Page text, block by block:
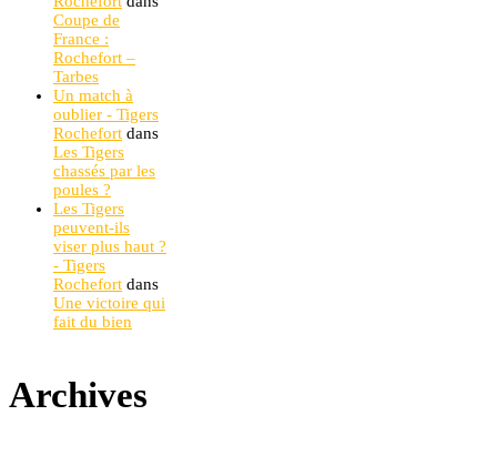
Coupe de
France :
Rochefort –
Tarbes
Un match à
oublier - Tigers
Rochefort dans
Les Tigers
chassés par les
poules ?
Les Tigers
peuvent-ils
viser plus haut ?
- Tigers
Rochefort dans
Une victoire qui
fait du bien
Archives